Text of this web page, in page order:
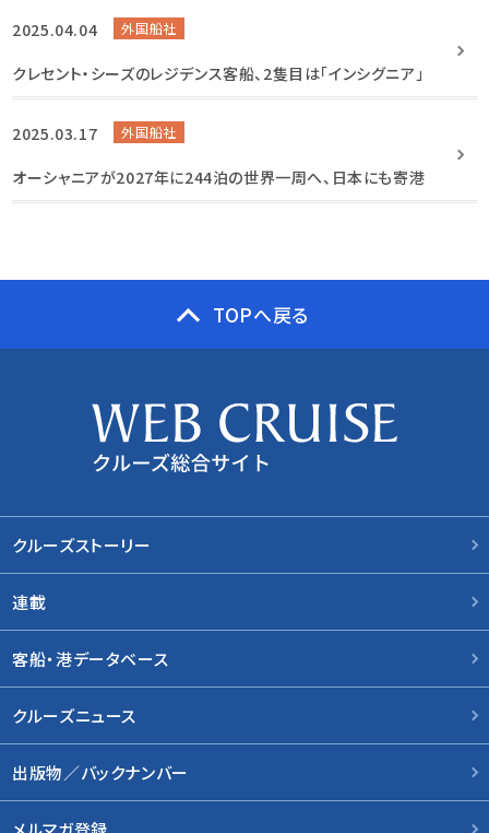
2025.04.04 外国船社
クレセント・シーズのレジデンス客船、2隻目は「インシグニア」
2025.03.17 外国船社
オーシャニアが2027年に244泊の世界一周へ、日本にも寄港
TOPへ戻る
クルーズストーリー
連載
客船・港データベース
クルーズニュース
出版物／バックナンバー